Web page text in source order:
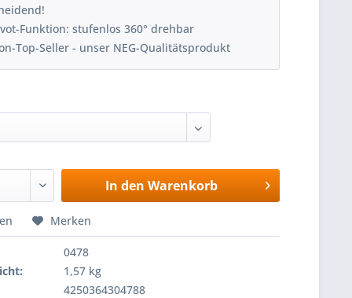
Funktion: stufenlos 360° drehbar
Top-Seller - unser NEG-Qualitätsprodukt
In den Warenkorb
Merken
0478
1,57 kg
4250364304788